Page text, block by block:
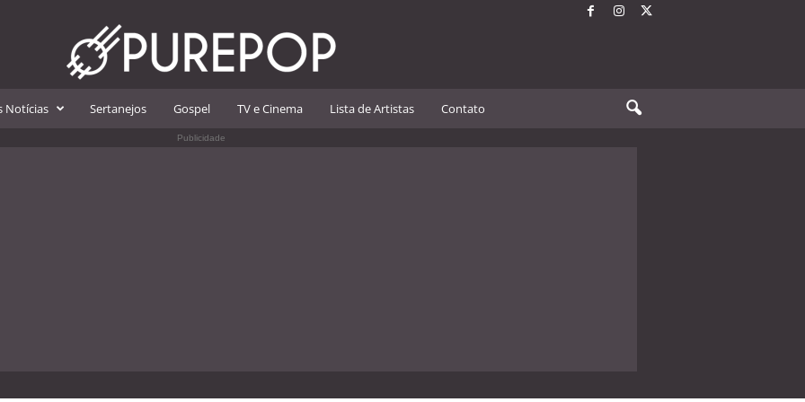
Notícias Sertanejos Gospel TV e Cinema Lista de Artistas Contato
Publicidade